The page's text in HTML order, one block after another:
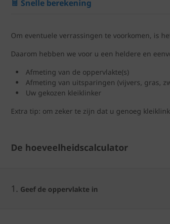
Snelle berekening
Om eventuele verrassingen te voorkomen, is
Daarom hebben we voor u een heldere en
Afmeting van de oppervlakte(s)
Afmeting van uitsparingen (vijvers, gras,
Uw gekozen kleiklinker
Extra tip: om zeker te zijn dat u genoeg
De hoeveelheidscalculator
1. Geef de oppervlakte in